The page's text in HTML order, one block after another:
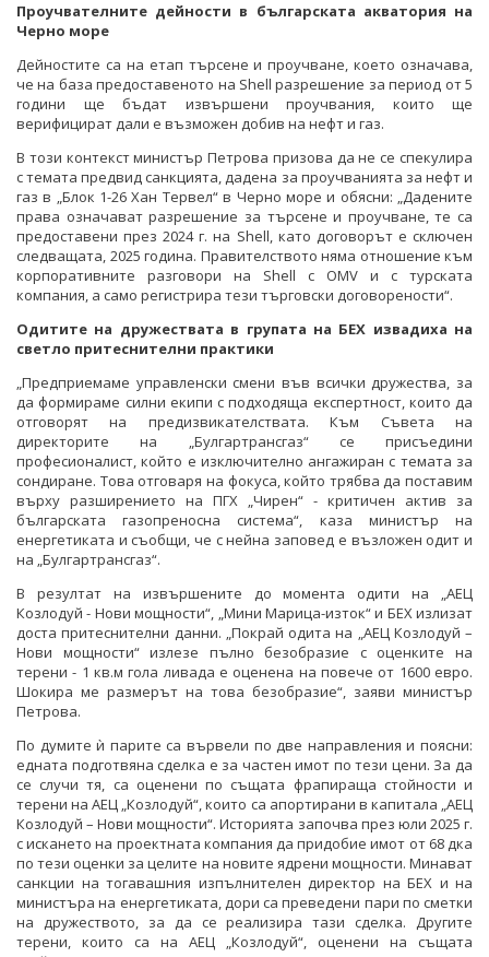
Проучвателните дейности в българската акватория на
Черно море
Дейностите са на етап търсене и проучване, което означава,
че на база предоставеното на Shell разрешение за период от 5
години ще бъдат извършени проучвания, които ще
верифицират дали е възможен добив на нефт и газ.
В този контекст министър Петрова призова да не се спекулира
с темата предвид санкцията, дадена за проучванията за нефт и
газ в „Блок 1-26 Хан Тервел“ в Черно море и обясни: „Дадените
права означават разрешение за търсене и проучване, те са
предоставени през 2024 г. на Shell, като договорът е сключен
следващата, 2025 година. Правителството няма отношение към
корпоративните разговори на Shell с OMV и с турската
компания, а само регистрира тези търговски договорености“.
Одитите на дружествата в групата на БЕХ извадиха на
светло притеснителни практики
„Предприемаме управленски смени във всички дружества, за
да формираме силни екипи с подходяща експертност, които да
отговорят на предизвикателствата. Към Съвета на
директорите на „Булгартрансгаз“ се присъедини
професионалист, който е изключително ангажиран с темата за
сондиране. Това отговаря на фокуса, който трябва да поставим
върху разширението на ПГХ „Чирен“ - критичен актив за
българската газопреносна система“, каза министър на
енергетиката и съобщи, че с нейна заповед е възложен одит и
на „Булгартрансгаз“.
В резултат на извършените до момента одити на „АЕЦ
Козлодуй - Нови мощности“, „Мини Марица-изток“ и БЕХ излизат
доста притеснителни данни. „Покрай одита на „АЕЦ Козлодуй –
Нови мощности“ излезе пълно безобразие с оценките на
терени - 1 кв.м гола ливада е оценена на повече от 1600 евро.
Шокира ме размерът на това безобразие“, заяви министър
Петрова.
По думите ѝ парите са вървели по две направления и поясни:
едната подготвяна сделка е за частен имот по тези цени. За да
се случи тя, са оценени по същата фрапираща стойности и
терени на АЕЦ „Козлодуй“, които са апортирани в капитала „АЕЦ
Козлодуй – Нови мощности“. Историята започва през юли 2025 г.
с искането на проектната компания да придобие имот от 68 дка
по тези оценки за целите на новите ядрени мощности. Минават
санкции на тогавашния изпълнителен директор на БЕХ и на
министъра на енергетиката, дори са преведени пари по сметки
на дружеството, за да се реализира тази сделка. Другите
терени, които са на АЕЦ „Козлодуй“, оценени на същата